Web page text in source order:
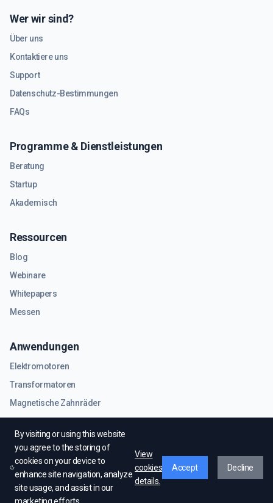
By visiting or using this website
you agree to the storing of
cookies on your device to
enhance site navigation, analyze
site usage, and assist in our
View
cookies
details.
Accept Decline
Wer wir sind?
Über uns
Kontaktiere uns
Support
Datenschutz-Bestimmungen
FAQs
Programme & Dienstleistungen
Beratung
Startup
Akademisch
Ressourcen
Blog
Webinare
Whitepapers
Messen
Anwendungen
Elektromotoren
Transformatoren
Magnetische Zahnräder
© EMWorks Inc. Alle Rechte vorbehalten.